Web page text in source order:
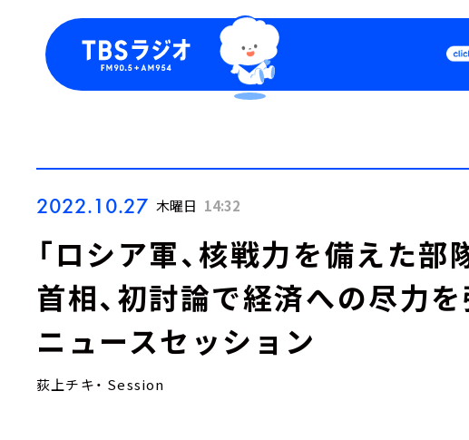
Podcast
2022.10.27 木曜日 14:32
「ロシア軍、核戦力を備えた部
首相、初討論で経済への尽力
ニュースセッション
荻上チキ・ Session